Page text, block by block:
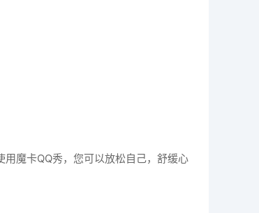
魔卡QQ秀，您可以放松自己，舒缓心